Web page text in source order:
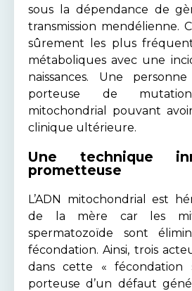
sous la dépendance de
transmission mendélienne.
sûrement les plus
métaboliques avec une
naissances. Une
porteuse de
mitochondrial pouvant
clinique ultérieure.
Une technique
prometteuse
L’ADN mitochondrial est
de la mère car les
spermatozoïde sont
fécondation. Ainsi, trois
dans cette «
porteuse d’un défaut